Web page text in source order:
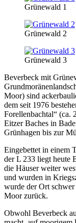
Grünewald 1
Grünewald 2
Grünewald 3
Beverbeck mit
Moor) sind
dem seit 1976
Forellenbachtal“ (ca.
Eitzer Baches in
Grünhagen bis zur
Eingebettet in einem
der L 233 liegt heute
die Häuser weiter
und wurden in
wurde der Ort
Moor zurück.
Obwohl Beverbeck